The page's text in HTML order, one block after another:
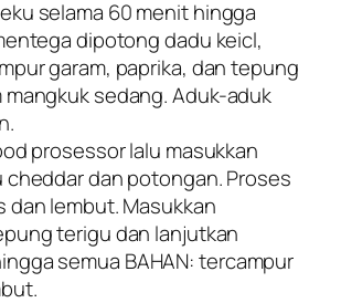
selama 60 menit hingga
dipotong dadu keicl,
garam, paprika, dan tepung
sedang. Aduk-aduk
prosessor lalu masukkan
cheddar dan potongan. Proses
dan lembut. Masukkan
terigu dan lanjutkan
semua BAHAN: tercampur